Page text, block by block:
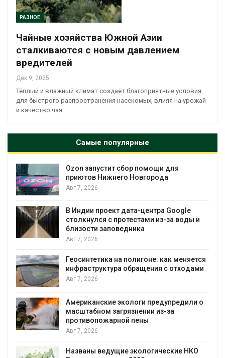
РАЗНОЕ
Чайные хозяйства Южной Азии
сталкиваются с новым давлением
вредителей
Дек 9, 2025
Тёплый и влажный климат создаёт благоприятные условия
для быстрого распространения насекомых, влияя на урожай
и качество чая
Самые популярные
для
Google
за воды и
как меняется
с отходами
о
за
НКО
Солнечные панели над
позволяют одновременно
Дождевая вода с крыш может
городам переживать жару
Минприроды потребовало
Панамский канал вновь
загрузку судов из-за дефицита